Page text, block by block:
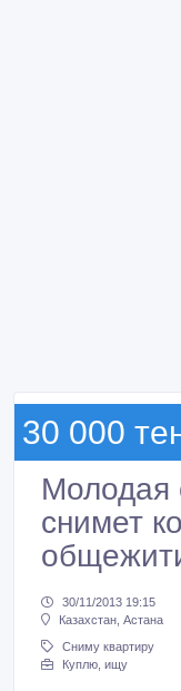
30 000
Молодая
снимет
30/11/2013 19:15
Казахстан, Астана
Сниму квартиру
Куплю, ищу